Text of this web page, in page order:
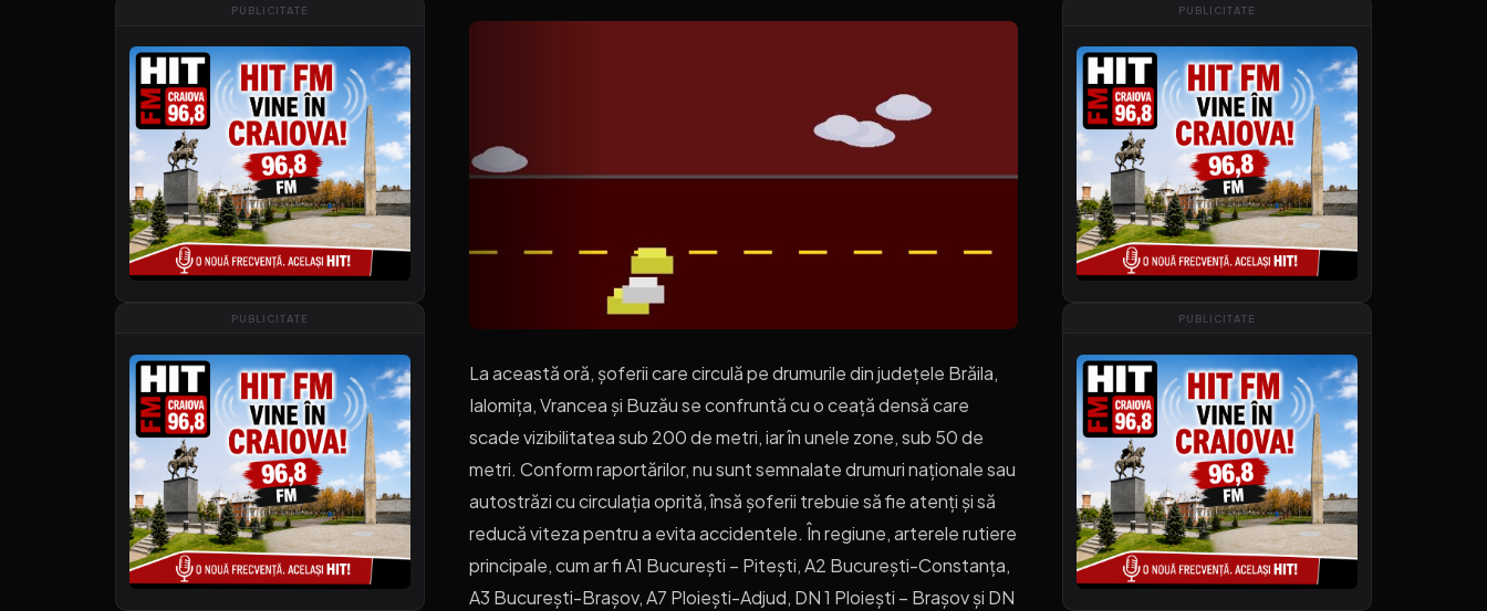
PUBLICITATE
PUBLICITATE
La această oră, șoferii care circulă pe drumurile din județele Brăila,
Ialomița, Vrancea și Buzău se confruntă cu o ceață densă care
scade vizibilitatea sub 200 de metri, iar în unele zone, sub 50 de
metri. Conform raportărilor, nu sunt semnalate drumuri naționale sau
autostrăzi cu circulația oprită, însă șoferii trebuie să fie atenți și să
reducă viteza pentru a evita accidentele. În regiune, arterele rutiere
principale, cum ar fi A1 București – Pitești, A2 București-Constanța,
A3 București-Brașov, A7 Ploiești-Adjud, DN 1 Ploiești – Brașov și DN
PUBLICITATE
PUBLICITATE